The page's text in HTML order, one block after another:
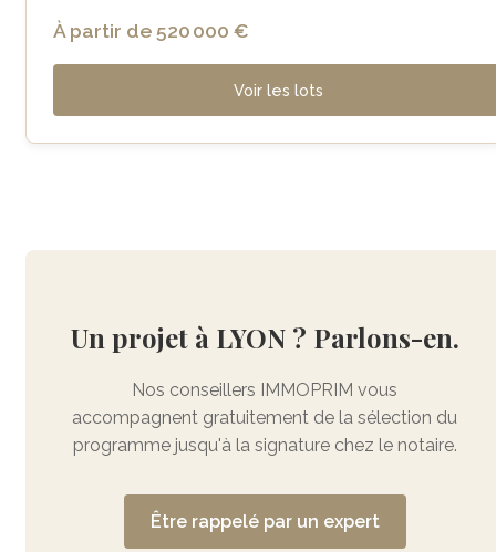
À partir de 520 000 €
Voir les lots
Un projet à LYON ? Parlons-en.
Nos conseillers IMMOPRIM vous
accompagnent gratuitement de la sélection du
programme jusqu'à la signature chez le notaire.
Être rappelé par un expert